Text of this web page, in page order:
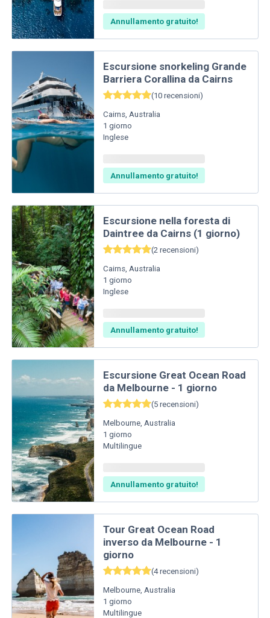
Annullamento gratuito!
Escursione snorkeling Grande
Barriera Corallina da Cairns
(10 recensioni)
Cairns Australia
1 giorno
Inglese
Annullamento gratuito!
Escursione nella foresta di
Daintree da Cairns (1 giorno)
(2 recensioni)
Cairns Australia
1 giorno
Inglese
Annullamento gratuito!
Escursione Great Ocean Road
da Melbourne - 1 giorno
(5 recensioni)
Melbourne Australia
1 giorno
Multilingue
Annullamento gratuito!
Tour Great Ocean Road
inverso da Melbourne - 1
giorno
(4 recensioni)
Melbourne Australia
1 giorno
Multilingue